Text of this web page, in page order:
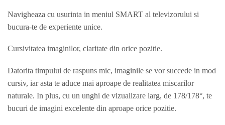
Navigheaza cu usurinta in meniul SMART al televizorului si
bucura-te de experiente unice.
Cursivitatea imaginilor, claritate din orice pozitie.
Datorita timpului de raspuns mic, imaginile se vor succede in mod
cursiv, iar asta te aduce mai aproape de realitatea miscarilor
naturale. In plus, cu un unghi de vizualizare larg, de 178/178°, te
bucuri de imagini excelente din aproape orice pozitie.